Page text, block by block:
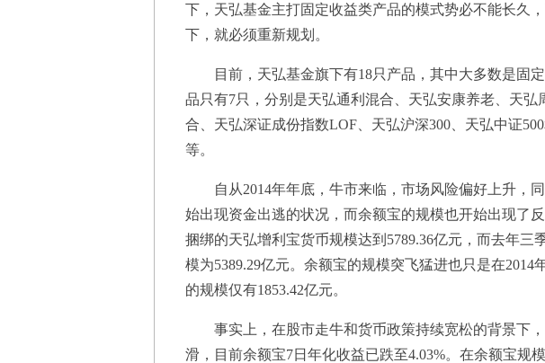
下，天弘基金主打固定收益类产品的模式势必不能长久
下，就必须重新规划。
目前，天弘基金旗下有18只产品，其中大多数是固定
品只有7只，分别是天弘通利混合、天弘安康养老、天弘
合、天弘深证成份指数LOF、天弘沪深300、天弘中证
等。
自从2014年年底，牛市来临，市场风险偏好上升，
始出现资金出逃的状况，而余额宝的规模也开始出现了
捆绑的天弘增利宝货币规模达到5789.36亿元，而去年三
模为5389.29亿元。余额宝的规模突飞猛进也只是在2014
的规模仅有1853.42亿元。
事实上，在股市走牛和货币政策持续宽松的背景下，
滑，目前余额宝7日年化收益已跌至4.03%。在余额宝规